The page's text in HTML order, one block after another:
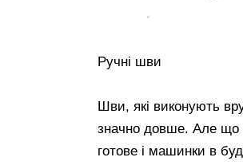
Ручні шви
Шви, які виконують
значно довше. Але що
готове і машинки в